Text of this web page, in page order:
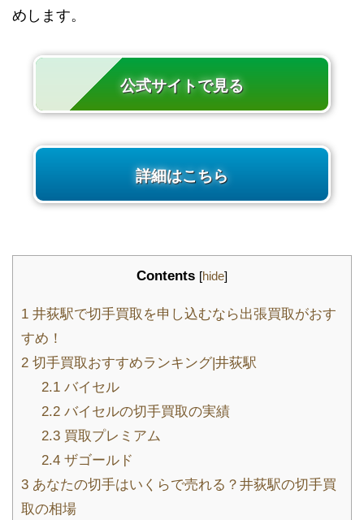
めします。
公式サイトで見る
詳細はこちら
Contents [hide]
1 井荻駅で切手買取を申し込むなら出張買取がおす
すめ！
2 切手買取おすすめランキング|井荻駅
2.1 バイセル
2.2 バイセルの切手買取の実績
2.3 買取プレミアム
2.4 ザゴールド
3 あなたの切手はいくらで売れる？井荻駅の切手買
取の相場